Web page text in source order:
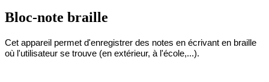
Bloc-note braille
Cet appareil permet d'enregistrer des notes en écrivant en braille
où l'utilisateur se trouve (en extérieur, à l'école,...).